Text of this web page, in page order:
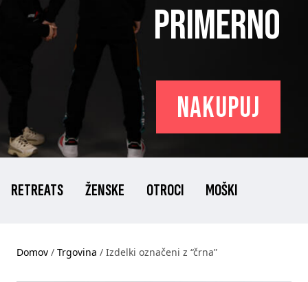
PRIMERNO
nakupuj
RETREATS ŽENSKE OTROCI MOŠKI
Domov / Trgovina / Izdelki označeni z “črna”